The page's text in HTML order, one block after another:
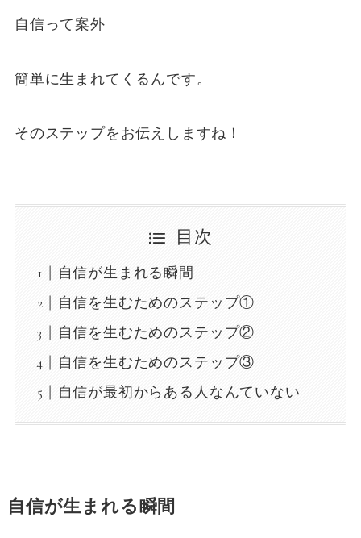
自信って案外
簡単に生まれてくるんです。
そのステップをお伝えしますね！
目次
自信が生まれる瞬間
自信を生むためのステップ①
自信を生むためのステップ②
自信を生むためのステップ③
自信が最初からある人なんていない
自信が生まれる瞬間